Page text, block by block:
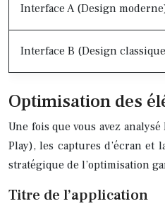
Interface A (Design
Interface B (Design
Optimisation des
Une fois que vous avez
Play), les captures d’écran
stratégique de l’optimisation
Titre de l’application